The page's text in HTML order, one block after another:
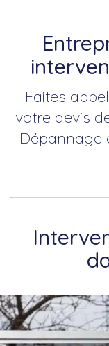
Faites
votre devis
Dépannage